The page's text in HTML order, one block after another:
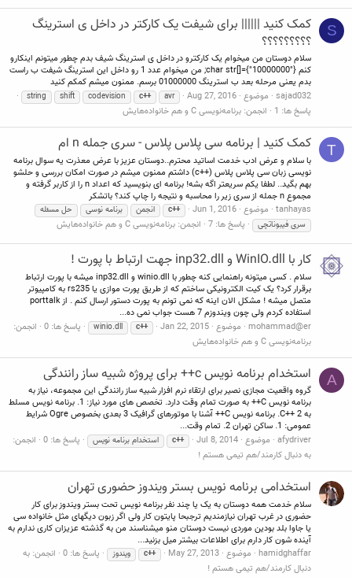
S
کمک کنید |||||| برای شیفت یک کارکتر در داخل ی استرینگ
؟؟؟؟؟؟؟؟؟
سلام دوستان من میخوام یک کارکترو در داخل ی استرینگ شیف بدم چطور میتونم اینکارو
کنم char str[]={"10000000"}; من میخوام عدد 1 رو داخل این استرینگ شیفت ب راست
بدم یعنی مرحله بعد ب استرینگ 01000000 برسم. ممنون میشم کمکم کنید
sajad032 موضوع Aug 27, 2016
avr
c++
codevision
shift
string
پاسخ ها: 1 انجمن: برنامه‌نویسی C و هم خانواده‌هایش
T کمک کنید | برنامه سی پلاس پلاس - سری جمله n ام
با سلام و عرض ادب خدمت اساتید محترم..دوستان عزیز با عرض معذرت یه سوال برنامه
نویسی زبان سی پلاس پلاس (++c) داشتم ممنون میشم در صورت امکان بررسی و حلشو
بهم بگید.. لطفا یکم سریعتر اگه بشه! برنامه ای بنویسید که اعداد n را از کاربر گرفته و
مجموع n جمله از سری زیر را محاسبه و نتیجه را چاپ کند؟ باتشکر
tanhayas موضوع Jun 1, 2016
c++ انجمن برنامه نوسی
حل مسئله
سری فیبوناتچی
پاسخ ها: 7 انجمن: برنامه‌نویسی C و هم خانواده‌هایش
کار با WinIO.dll و inp32.dll جهت ارتباط با پورت !
سلام . کسی میتونه راهنمایی کنه چطور با winio.dll و inp32.dll میشه با پورت ارتباط
برقرار کرد؟ یک کیت الکترونیکی ساختم که از طریق پورت موازی یا rs235 به کامپیوتر
متصل میشه ! مشکل الان اینه که نمی تونم به پورت دستور ارسال کنم . از porttalk
استفاده کردم ولی چون ویندوزم 7 هست جواب نمی ده...
mohammad@er موضوع Jan 22, 2015
c++
winio.dll پاسخ ها: 0
انجمن:
برنامه‌نویسی C و هم خانواده‌هایش
A استخدام برنامه نویس c++ برای پروژه شبیه ساز رانندگی
گروه واقعیت مجازی نصیر برای ارتقاء نرم افزار شبیه ساز رانندگی این مجموعه، نیاز به
برنامه نویس C++ به صورت تمام وقت دارد. تخصص های مورد نیاز: 1. برنامه نویس مسلط
به C++ 2. برنامه نویس C++ آشنا با موتورهای گرافیک 3 بعدی بخصوص Ogre شرایط
عمومی: 1. ساکن تهران 2. تمام وقت...
afydriver موضوع Jul 8, 2014
c++ استخدام برنامه نویس پاسخ ها: 0
انجمن:
به دنبال کارمند/هم تیمی هستم !
استخدامی برنامه نویس بستر ویندوز حضوری تهران
سلام خدمت همه دوستان به یک یا چند نفر برنامه نویس تحت بستر ویندوز برای کار
حضوری در غرب تهران نیازمندیم ترجبحا پایتون کار ولی اگر زبون دیگهای مثل خانواده سی
یا جاوا بلد بودین موردی نیست دوستان منو میشناسند من به گذشته عزیزان کاری ندارم به
آینده شون کار دارم برای اطلاعات بیشتر میل بزنید...
hamidghaffar موضوع May 27, 2013
c++ ویندوز پاسخ ها: 0 انجمن: به
دنبال کارمند/هم تیمی هستم !